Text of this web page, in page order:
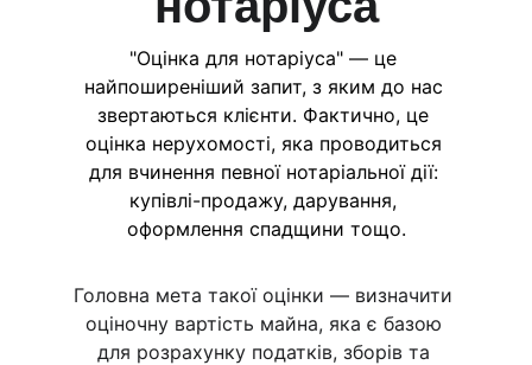
"Оцінка для нотаріуса" — це
найпоширеніший запит, з яким до нас
звертаються клієнти. Фактично, це
оцінка нерухомості, яка проводиться
для вчинення певної нотаріальної дії:
купівлі-продажу, дарування,
оформлення спадщини тощо.
Головна мета такої оцінки — визначити
оціночну вартість майна, яка є базою
для розрахунку податків, зборів та